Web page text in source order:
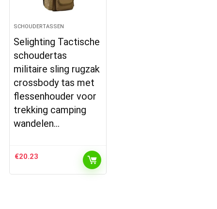
SCHOUDERTASSEN
Selighting Tactische
schoudertas
militaire sling rugzak
crossbody tas met
flessenhouder voor
trekking camping
wandelen…
€20.23